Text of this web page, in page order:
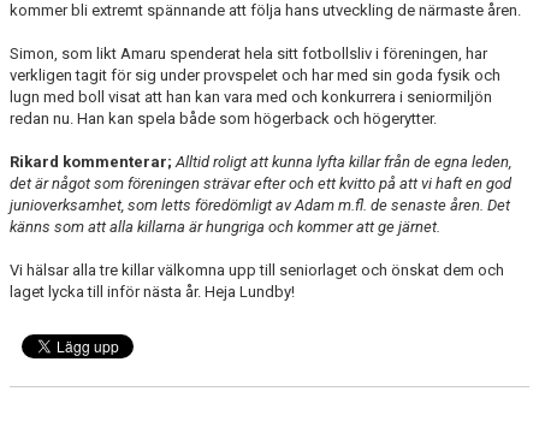
kommer bli extremt spännande att följa hans utveckling de närmaste åren.
Simon, som likt Amaru spenderat hela sitt fotbollsliv i föreningen, har
verkligen tagit för sig under provspelet och har med sin goda fysik och
lugn med boll visat att han kan vara med och konkurrera i seniormiljön
redan nu. Han kan spela både som högerback och högerytter.
Rikard kommenterar; Alltid roligt att kunna lyfta killar från de egna leden,
det är något som föreningen strävar efter och ett kvitto på att vi haft en god
junioverksamhet, som letts föredömligt av Adam m.fl. de senaste åren. Det
känns som att alla killarna är hungriga och kommer att ge järnet.
Vi hälsar alla tre killar välkomna upp till seniorlaget och önskat dem och
laget lycka till inför nästa år. Heja Lundby!